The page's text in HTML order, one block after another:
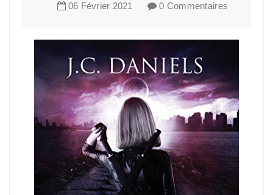
06 Février 2021 0 Commentaires